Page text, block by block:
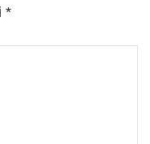
*